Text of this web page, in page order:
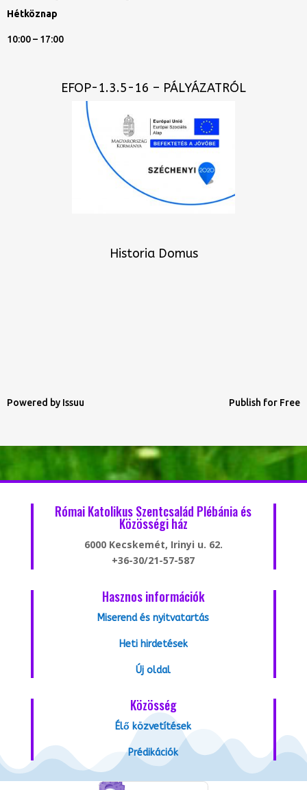
Hétköznap
10:00 – 17:00
EFOP-1.3.5-16 – PÁLYÁZATRÓL
Historia Domus
Powered by Issuu Publish for Free
Római Katolikus Szentcsalád Plébánia és
Közösségi ház
6000 Kecskemét, Irinyi u. 62.
+36-30/21-57-587
Hasznos információk
Miserend és nyitvatartás
Heti hirdetések
Új oldal
Közösség
Élő közvetítések
Prédikációk